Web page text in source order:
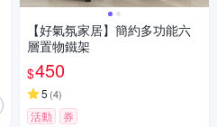
【好氣氛家居】簡約多功能六
層置物鐵架
$450
5 (4)
活動 券